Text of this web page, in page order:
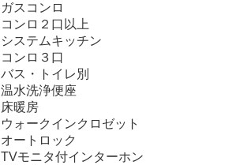
ガスコンロ
コンロ２口以上
システムキッチン
コンロ３口
バス・トイレ別
温水洗浄便座
床暖房
ウォークインクロゼット
オートロック
TVモニタ付インターホン